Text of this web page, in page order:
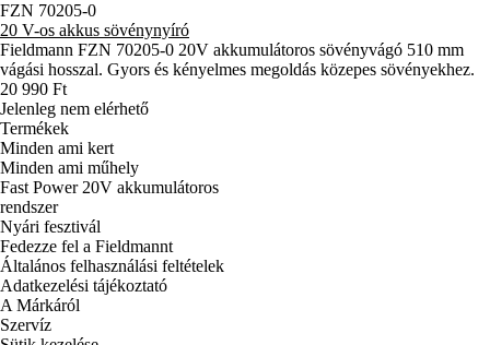
FZN 70205-0
20 V-os akkus sövénynyíró
Fieldmann FZN 70205-0 20V akkumulátoros sövényvágó 510 mm
vágási hosszal. Gyors és kényelmes megoldás közepes sövényekhez.
20 990 Ft
Jelenleg nem elérhető
Termékek
Minden ami kert
Minden ami műhely
Fast Power 20V akkumulátoros
rendszer
Nyári fesztivál
Fedezze fel a Fieldmannt
Általános felhasználási feltételek
Adatkezelési tájékoztató
A Márkáról
Szervíz